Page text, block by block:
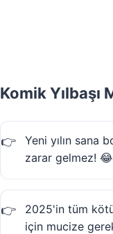
Komik Yılbaşı
Yeni yılın sana
zarar gelmez! 😂
2025'in tüm
için mucize